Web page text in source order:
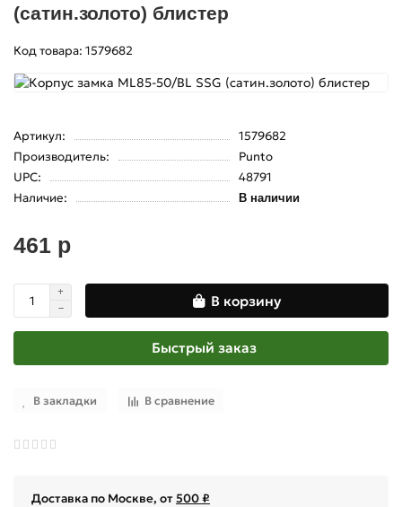
(сатин.золото) блистер
Код товара: 1579682
Артикул:
1579682
Производитель:
Punto
UPC:
48791
Наличие:
В наличии
461 р
В корзину
Быстрый заказ
В закладки В сравнение
Доставка по Москве, от500 ₽